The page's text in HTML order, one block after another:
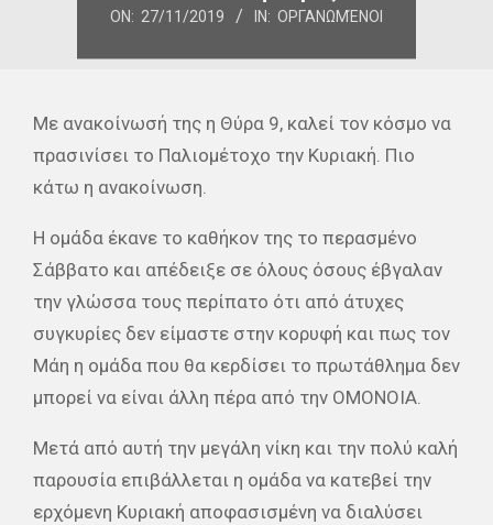
ON: 27/11/2019 IN: ΟΡΓΑΝΩΜΈΝΟΙ
Με ανακοίνωσή της η Θύρα 9, καλεί τον κόσμο να
πρασινίσει το Παλιομέτοχο την Κυριακή. Πιο
κάτω η ανακοίνωση.
Η ομάδα έκανε το καθήκον της το περασμένο
Σάββατο και απέδειξε σε όλους όσους έβγαλαν
την γλώσσα τους περίπατο ότι από άτυχες
συγκυρίες δεν είμαστε στην κορυφή και πως τον
Μάη η ομάδα που θα κερδίσει το πρωτάθλημα δεν
μπορεί να είναι άλλη πέρα από την ΟΜΟΝΟΙΑ.
Μετά από αυτή την μεγάλη νίκη και την πολύ καλή
παρουσία επιβάλλεται η ομάδα να κατεβεί την
ερχόμενη Κυριακή αποφασισμένη να διαλύσει